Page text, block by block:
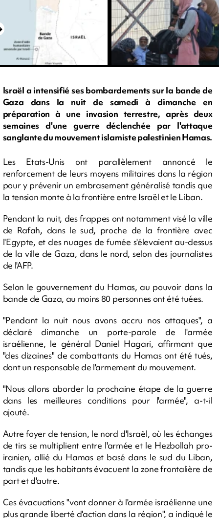
Israël a intensifié ses bombardements sur la bande de
Gaza dans la nuit de samedi à dimanche en
préparation à une invasion terrestre, après deux
semaines d'une guerre déclenchée par l'attaque
sanglante du mouvement islamiste palestinien Hamas.
Les Etats-Unis ont parallèlement annoncé le
renforcement de leurs moyens militaires dans la région
pour y prévenir un embrasement généralisé tandis que
la tension monte à la frontière entre Israël et le Liban.
Pendant la nuit, des frappes ont notamment visé la ville
de Rafah, dans le sud, proche de la frontière avec
l'Egypte, et des nuages de fumée s'élevaient au-dessus
de la ville de Gaza, dans le nord, selon des journalistes
de l'AFP.
Selon le gouvernement du Hamas, au pouvoir dans la
bande de Gaza, au moins 80 personnes ont été tuées.
"Pendant la nuit nous avons accru nos attaques", a
déclaré dimanche un porte-parole de l'armée
israélienne, le général Daniel Hagari, affirmant que
"des dizaines" de combattants du Hamas ont été tués,
dont un responsable de l'armement du mouvement.
"Nous allons aborder la prochaine étape de la guerre
dans les meilleures conditions pour l'armée", a-t-il
ajouté.
Autre foyer de tension, le nord d'Israël, où les échanges
de tirs se multiplient entre l'armée et le Hezbollah pro-
iranien, allié du Hamas et basé dans le sud du Liban,
tandis que les habitants évacuent la zone frontalière de
part et d'autre.
Ces évacuations "vont donner à l'armée israélienne une
plus grande liberté d'action dans la région", a indiqué le